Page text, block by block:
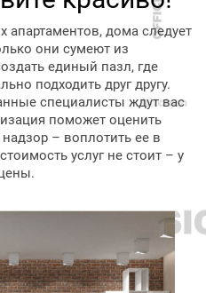
дома следует
они сумеют из
единый пазл, где
подходить друг другу.
специалисты ждут вас
поможет оценить
– воплотить ее в
услуг не стоит – у